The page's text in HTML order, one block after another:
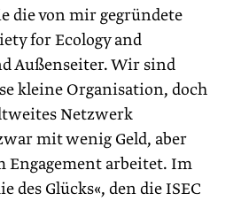
die von mir gegründete
for Ecology and
Außenseiter. Wir sind
kleine Organisation, doch
Netzwerk
mit wenig Geld, aber
Engagement arbeitet. Im
des Glücks«, den die ISEC